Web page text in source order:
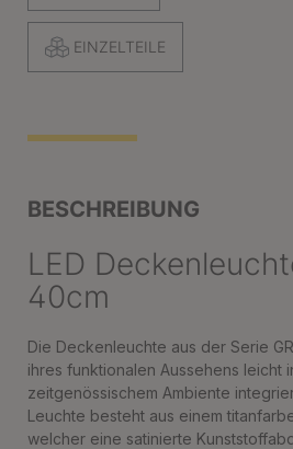
EINZELTEILE
BESCHREIBUNG
LED
40cm
Die Deckenleuchte aus der Serie
ihres funktionalen Aussehens leicht
zeitgenössischem Ambiente
Leuchte besteht aus einem
welcher eine satinierte